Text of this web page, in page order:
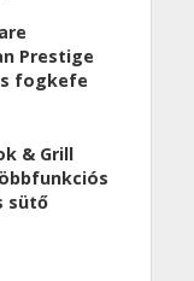
Prestige
fogkefe
& Grill
sütő